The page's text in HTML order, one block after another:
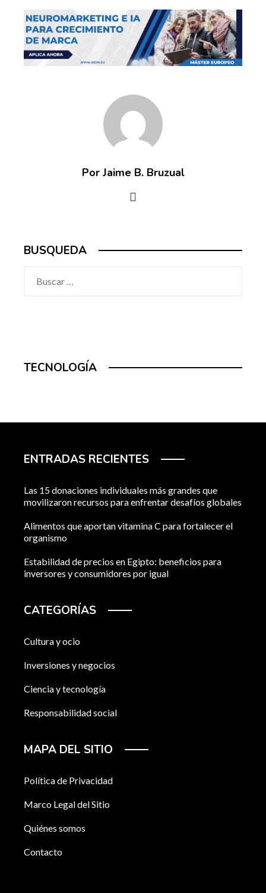
Por Jaime B. Bruzual
BUSQUEDA
TECNOLOGÍA
ENTRADAS RECIENTES
Las 15 donaciones individuales más grandes que
movilizaron recursos para enfrentar desafíos globales
Alimentos que aportan vitamina C para fortalecer el
organismo
Estabilidad de precios en Egipto: beneficios para
inversores y consumidores por igual
CATEGORÍAS
Cultura y ocio
Inversiones y negocios
Ciencia y tecnología
Responsabilidad social
MAPA DEL SITIO
Política de Privacidad
Marco Legal del Sitio
Quiénes somos
Contacto